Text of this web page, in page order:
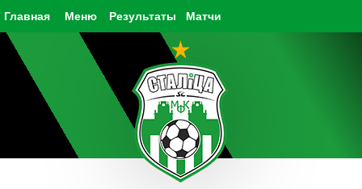
Главная Результаты Матчи
Меню